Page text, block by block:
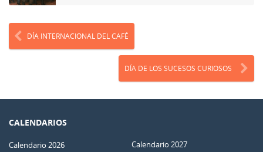
DÍA INTERNACIONAL DEL CAFÉ
DÍA DE LOS SUCESOS CURIOSOS
CALENDARIOS
Calendario 2026 Calendario 2027